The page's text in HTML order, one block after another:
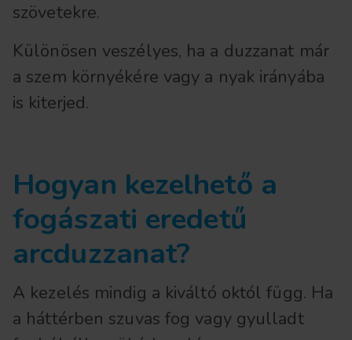
szövetekre.
Különösen veszélyes, ha a duzzanat már
a szem környékére vagy a nyak irányába
is kiterjed.
Hogyan kezelhető a
fogászati eredetű
arcduzzanat?
A kezelés mindig a kiváltó októl függ. Ha
a háttérben szuvas fog vagy gyulladt